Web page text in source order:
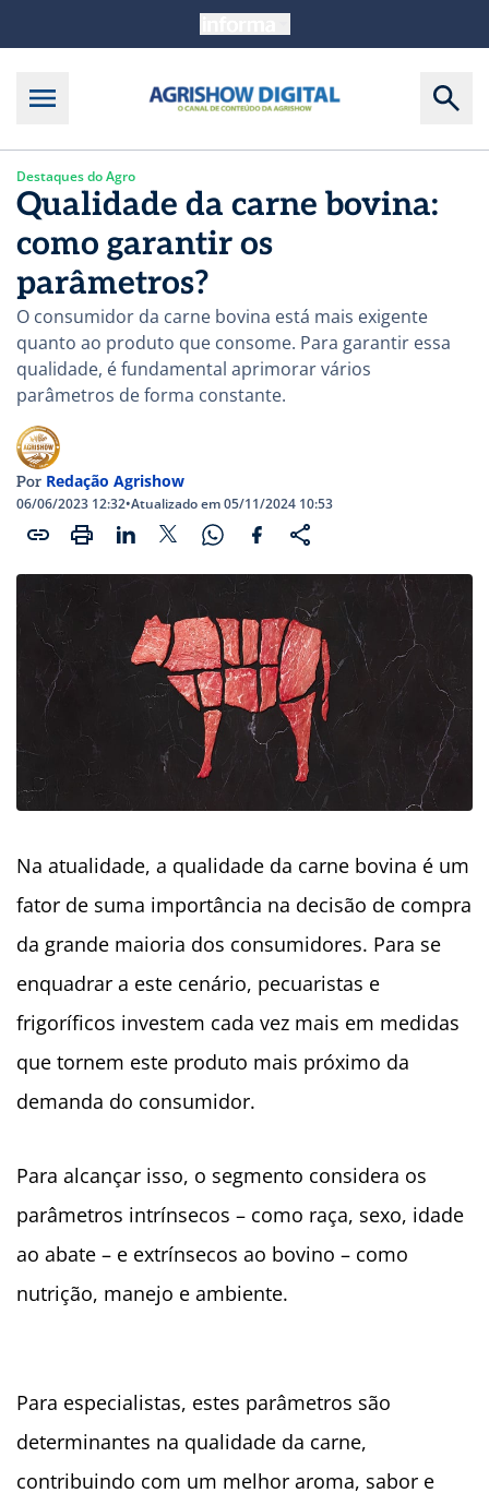
Destaques do Agro
Qualidade da carne bovina:
como garantir os
parâmetros?
O consumidor da carne bovina está mais exigente
quanto ao produto que consome. Para garantir essa
qualidade, é fundamental aprimorar vários
parâmetros de forma constante.
Por Redação Agrishow
06/06/2023 12:32•Atualizado em 05/11/2024 10:53
Na atualidade, a qualidade da carne bovina é um
fator de suma importância na decisão de compra
da grande maioria dos consumidores. Para se
enquadrar a este cenário, pecuaristas e
frigoríficos investem cada vez mais em medidas
que tornem este produto mais próximo da
demanda do consumidor.
Para alcançar isso, o segmento considera os
parâmetros intrínsecos – como raça, sexo, idade
ao abate – e extrínsecos ao bovino – como
nutrição, manejo e ambiente.
Para especialistas, estes parâmetros são
determinantes na qualidade da carne,
contribuindo com um melhor aroma, sabor e